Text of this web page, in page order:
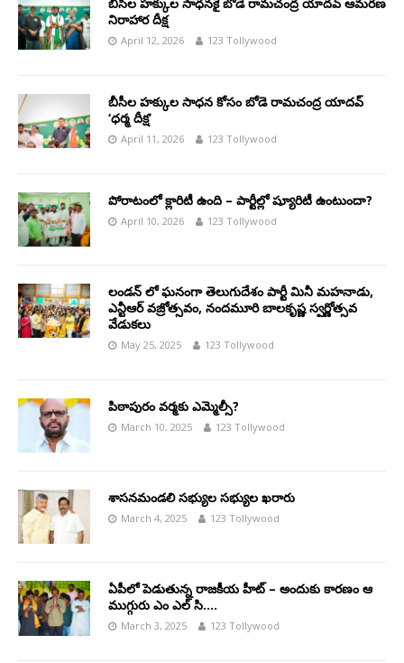
నిరాహార దీక్ష
April 12, 2026 123 Tollywood
బీసీల హక్కుల సాధన కోసం బోడె రామచంద్ర యాదవ్
‘ధర్మ దీక్ష’
April 11, 2026 123 Tollywood
పోరాటంలో క్లారిటీ ఉంది – పార్టీల్లో ష్యూరిటీ ఉంటుందా?
April 10, 2026 123 Tollywood
లండన్ లో ఘనంగా తెలుగుదేశం పార్టీ మినీ మహనాడు,
ఎన్టీఆర్ వజ్రోత్సవం, నందమూరి బాలకృష్ణ స్వర్ణోత్సవ
వేడుకలు
May 25, 2025 123 Tollywood
పిఠాపురం వర్మకు ఎమ్మెల్సీ?
March 10, 2025 123 Tollywood
శాసనమండలి సభ్యుల సభ్యుల ఖరారు
March 4, 2025 123 Tollywood
ఏపీలో పెడుతున్న రాజకీయ హీట్ – అందుకు కారణం ఆ
ముగ్గురు ఎం ఎల్ సి….
March 3, 2025 123 Tollywood